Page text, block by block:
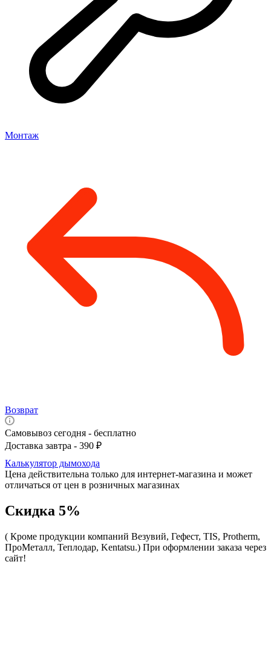
Монтаж
Возврат
Самовывоз сегодня - бесплатно
Доставка завтра - 390 ₽
Калькулятор дымохода
Цена действительна только для интернет-магазина и может
отличаться от цен в розничных магазинах
Скидка 5%
( Кроме продукции компаний Везувий, Гефест, TIS, Protherm,
ПроМеталл, Теплодар, Kentatsu.) При оформлении заказа через
сайт!